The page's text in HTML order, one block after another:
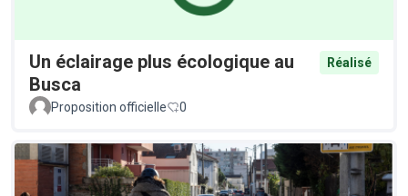
Un éclairage plus écologique au
Busca
Réalisé
Proposition officielle 0